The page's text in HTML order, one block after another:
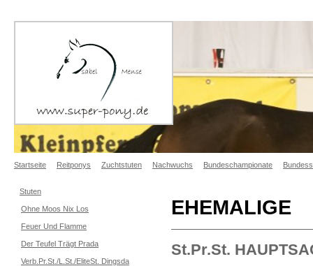
Startseite Reitponys Zuchtstuten Nachwuchs Bundeschampionate
EHEMALIGE
St.Pr.St.
Stuten
Ohne Moos Nix Los
Feuer Und Flamme
Der Teufel Trägt Prada
Verb.Pr.St./L.St./EliteSt. Dingsda